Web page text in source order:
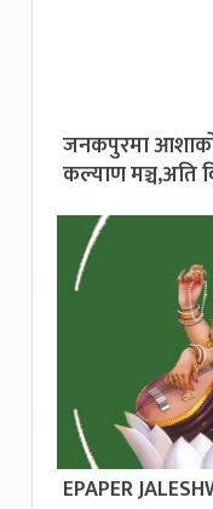
जनकपुरमा आशाको
कल्याण मञ्च,अति
EPAPER